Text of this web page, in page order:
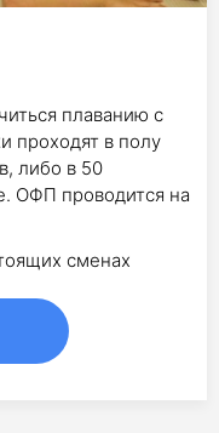
плаванию с
проходят в полу
либо в 50
ОФП проводится на
сменах